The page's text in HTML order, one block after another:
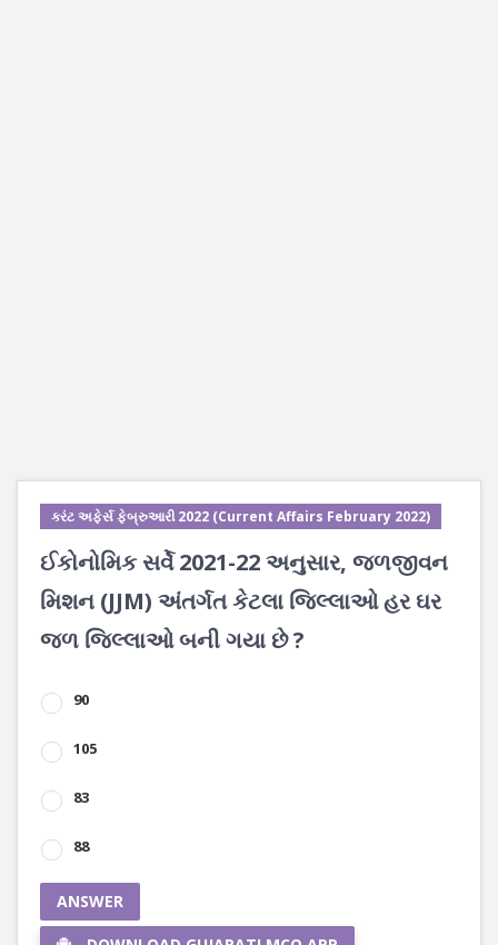
કરંટ અફેર્સ ફેબ્રુઆરી 2022 (Current Affairs February 2022)
ઈકોનોમિક સર્વે 2021-22 અનુસાર, જળજીવન
મિશન (JJM) અંતર્ગત કેટલા જિલ્લાઓ હર ઘર
જળ જિલ્લાઓ બની ગયા છે ?
90
105
83
88
ANSWER